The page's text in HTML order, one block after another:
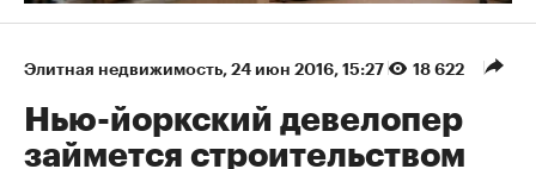
Элитная недвижимость 24 июн 2016, 15:27 18 622
Нью-йоркский девелопер
займется строительством